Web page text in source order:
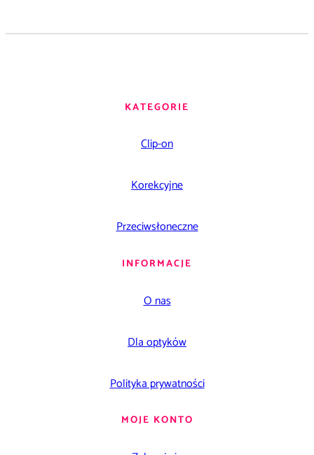
KATEGORIE
Clip-on
Korekcyjne
Przeciwsłoneczne
INFORMACJE
O nas
Dla optyków
Polityka prywatności
MOJE KONTO